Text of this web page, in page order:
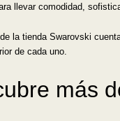
llevar comodidad,
de la tienda Swarovski
de cada uno.
más